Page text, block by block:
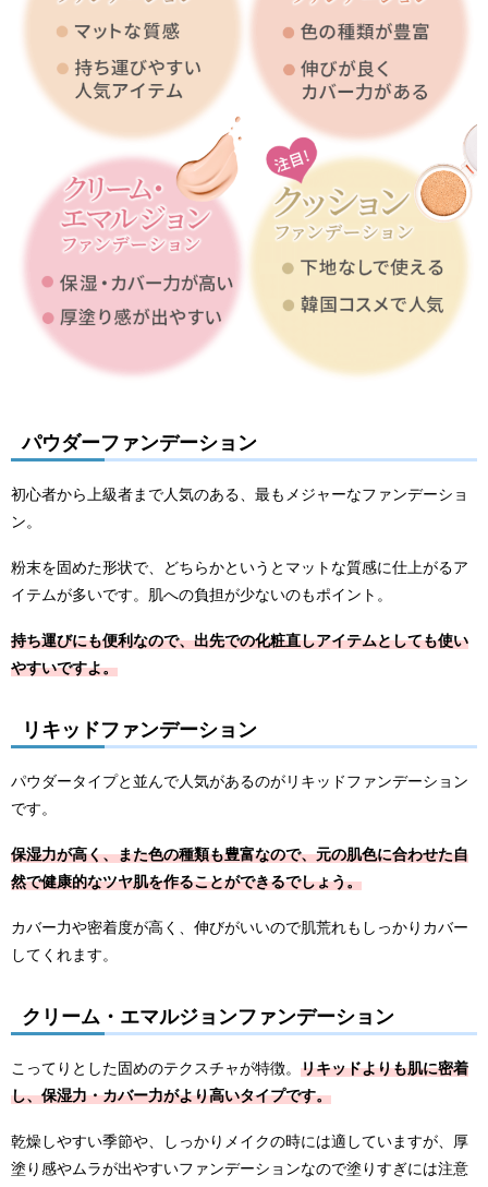
パウダーファンデーション
初心者から上級者まで人気のある、最もメジャーなファンデーショ
ン。
粉末を固めた形状で、どちらかというとマットな質感に仕上がるア
イテムが多いです。肌への負担が少ないのもポイント。
持ち運びにも便利なので、出先での化粧直しアイテムとしても使い
やすいですよ。
リキッドファンデーション
パウダータイプと並んで人気があるのがリキッドファンデーション
です。
保湿力が高く、また色の種類も豊富なので、元の肌色に合わせた自
然で健康的なツヤ肌を作ることができるでしょう。
カバー力や密着度が高く、伸びがいいので肌荒れもしっかりカバー
してくれます。
クリーム・エマルジョンファンデーション
こってりとした固めのテクスチャが特徴。 リキッドよりも肌に密着
し、保湿力・カバー力がより高いタイプです。
乾燥しやすい季節や、しっかりメイクの時には適していますが、厚
塗り感やムラが出やすいファンデーションなので塗りすぎには注意